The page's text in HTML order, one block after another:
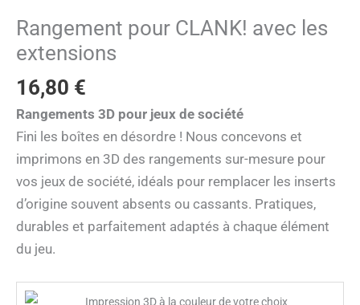
Rangement pour CLANK! avec les
extensions
16,80 €
Rangements 3D pour jeux de société
Fini les boîtes en désordre ! Nous concevons et
imprimons en 3D des rangements sur-mesure pour
vos jeux de société, idéals pour remplacer les inserts
d’origine souvent absents ou cassants. Pratiques,
durables et parfaitement adaptés à chaque élément
du jeu.